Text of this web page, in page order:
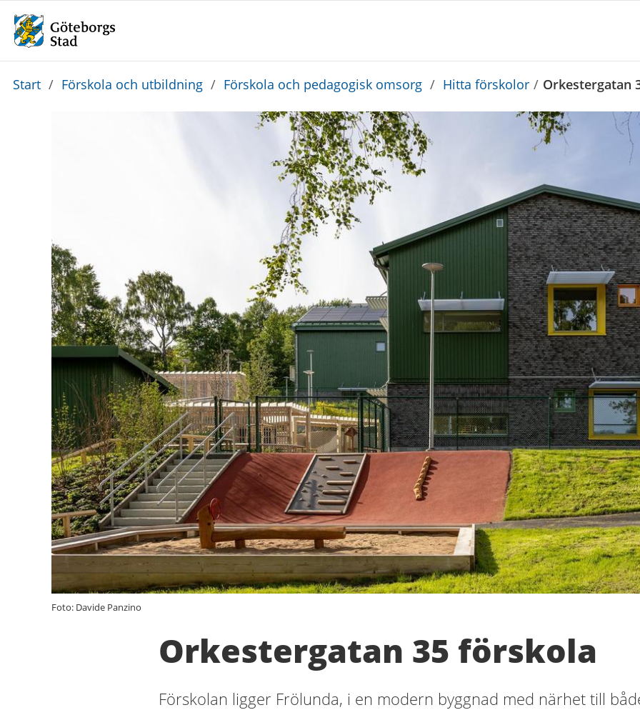
Du
Start / Förskola och utbildning / Förskola och pedagogisk omsorg / Hitta förskolor / Orkestergatan
Foto: Davide Panzino
Orkestergatan 35 förskola
Förskolan ligger Frölunda, i en modern byggnad med närhet till